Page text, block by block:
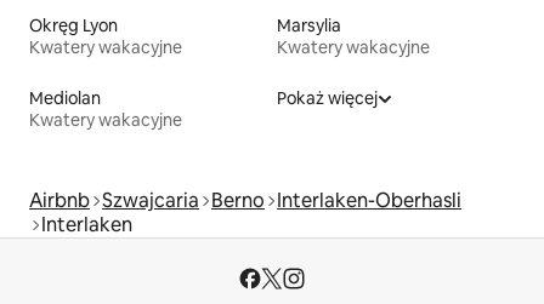
Okręg Lyon
Kwatery wakacyjne
Marsylia
Kwatery wakacyjne
Mediolan
Kwatery wakacyjne
Pokaż więcej
Airbnb Szwajcaria Berno Interlaken-Oberhasli
Interlaken